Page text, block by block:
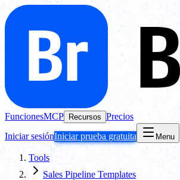
FuncionesMCP Recursos Precios
Iniciar sesiónIniciar prueba gratuita Menu
Tools
Sales Pipeline Templates